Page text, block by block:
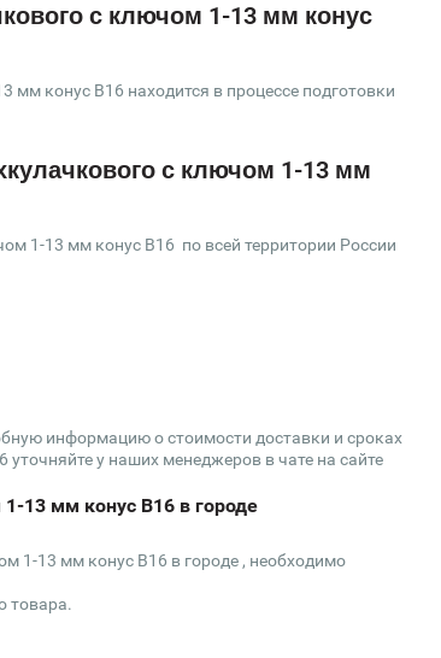
с ключом 1-13 мм конус
конус B16 находится в процессе подготовки
с ключом 1-13 мм
1-13 мм конус B16 по всей территории России
информацию о стоимости доставки и сроках
у наших менеджеров в чате на сайте
13 мм конус B16 в городе
1-13 мм конус B16 в городе , необходимо
товара.